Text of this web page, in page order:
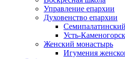
Управление епархии
Духовенство епархии
Усть-
Женский монастырь
Игумения